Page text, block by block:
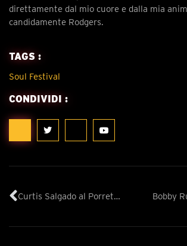
direttamente dal mio cuore e dalla mia
candidamente Rodgers.
TAGS :
Soul Festival
CONDIVIDI :
Curtis Salgado al Porretta Soul Festival il 22 e 23 Luglio 2023